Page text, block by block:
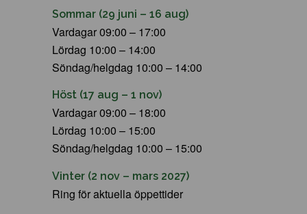
Sommar (29 juni – 16 aug)
Vardagar 09:00 – 17:00
Lördag 10:00 – 14:00
Söndag/helgdag 10:00 – 14:00
Höst (17 aug – 1 nov)
Vardagar 09:00 – 18:00
Lördag 10:00 – 15:00
Söndag/helgdag 10:00 – 15:00
Vinter (2 nov – mars 2027)
Ring för aktuella öppettider